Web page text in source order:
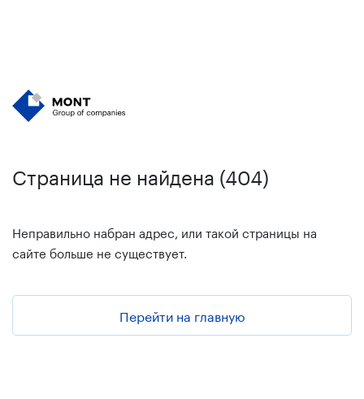
Страница не найдена (404)
Неправильно набран адрес, или такой страницы на
сайте больше не существует.
Перейти на главную